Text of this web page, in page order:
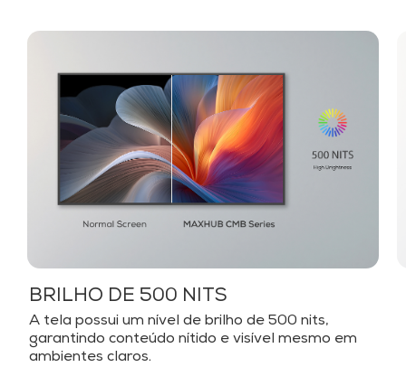
BRILHO DE 500 NITS
A tela possui um nível de brilho de 500 nits,
garantindo conteúdo nítido e visível mesmo em
ambientes claros.